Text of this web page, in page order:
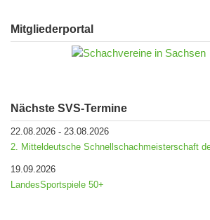
Mitgliederportal
Nächste SVS-Termine
22.08.2026 - 23.08.2026
2. Mitteldeutsche Schnellschachmeisterschaft
19.09.2026
LandesSportspiele 50+